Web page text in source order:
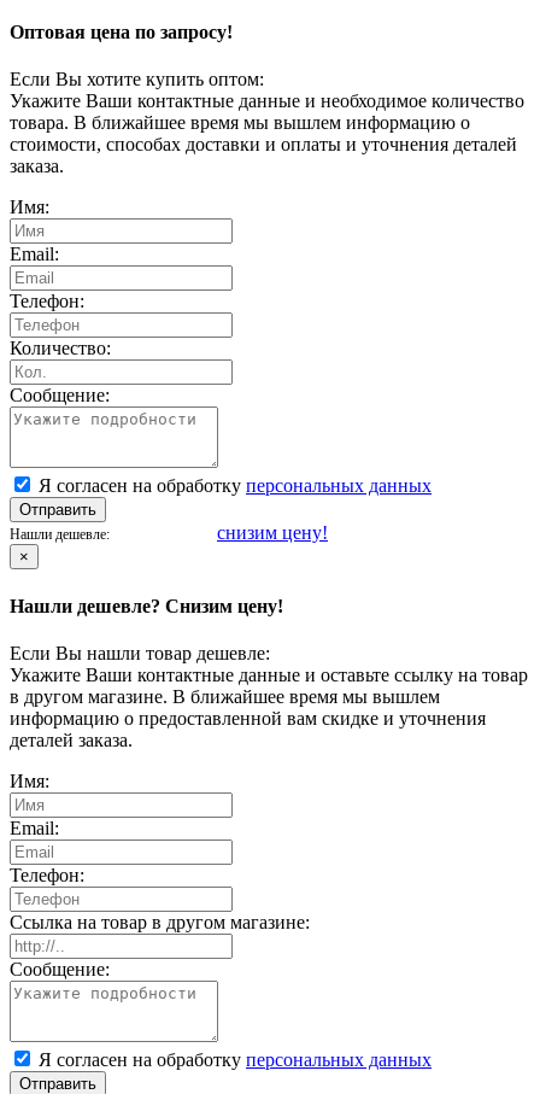
Оптовая цена по запросу!
Если Вы хотите купить оптом:
Укажите Ваши контактные данные и необходимое количество
товара. В ближайшее время мы вышлем информацию о
стоимости, способах доставки и оплаты и уточнения деталей
заказа.
Имя:
Email:
Телефон:
Количество:
Сообщение:
Я согласен на обработку персональных данных
Отправить
Нашли дешевле: снизим цену!
×
Нашли дешевле? Снизим цену!
Если Вы нашли товар дешевле:
Укажите Ваши контактные данные и оставьте ссылку на товар
в другом магазине. В ближайшее время мы вышлем
информацию о предоставленной вам скидке и уточнения
деталей заказа.
Имя:
Email:
Телефон:
Ссылка на товар в другом магазине:
Сообщение:
Я согласен на обработку персональных данных
Отправить